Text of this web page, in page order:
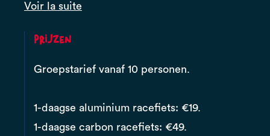
Voir la suite
Prijzen
Groepstarief vanaf 10 personen.
1-daagse aluminium racefiets: €19.
1-daagse carbon racefiets: €49.